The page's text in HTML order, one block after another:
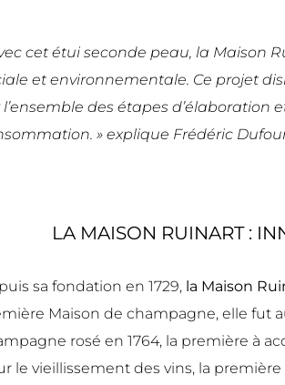
cet étui seconde peau, la Maison
et environnementale. Ce projet
l’ensemble des étapes d’élaboration
» explique Frédéric
LA MAISON RUINART :
sa fondation en 1729, la Maison
Maison de champagne, elle fut
rosé en 1764, la première à
le vieillissement des vins, la première